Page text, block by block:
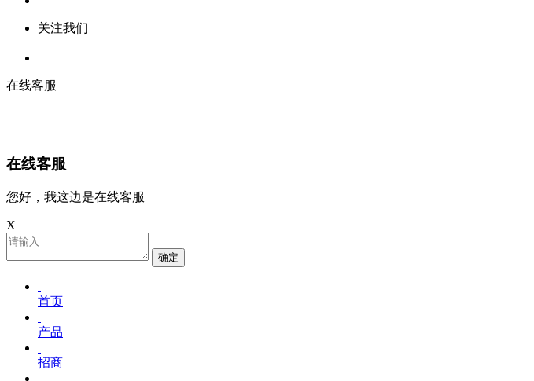
关注我们
在线客服
在线客服
您好，我这边是在线客服
X
确定
首页
产品
招商